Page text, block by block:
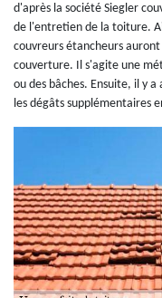
d'après la société Siegler
de l'entretien de la toiture.
couvreurs étancheurs
couverture. Il s'agite une
ou des bâches. Ensuite, il y
les dégâts supplémentaires